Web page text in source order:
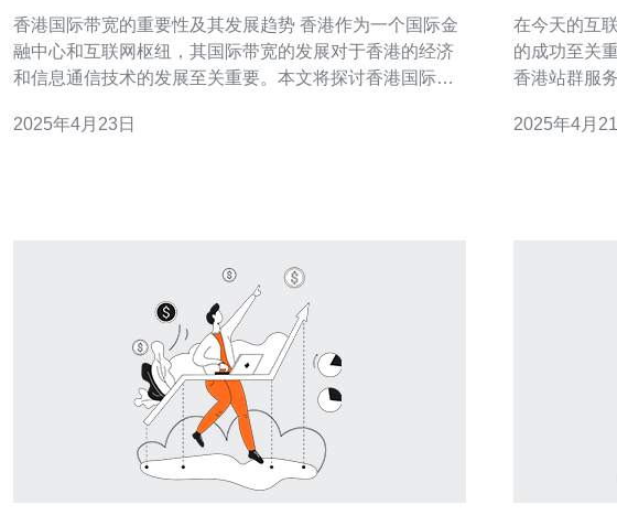
香港国际带宽的重要性及其发展趋势 香港作为一个国际金
融中心和互联网枢纽，其国际带宽的发展对于香港的经济
和信息通信技术的发展至关重要。本文将探讨香港国际带
的中心位置，连接了东西方的信息流动。作为一个国际金
2025年4月23日
在今天的互
的成功至关
香港站群服
索引擎优化的重要性。 低延时是
2025年4月